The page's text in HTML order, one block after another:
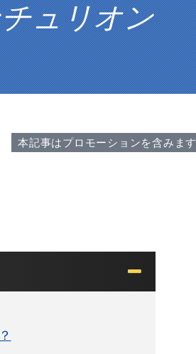
ュリオン
本記事はプロモーションを含みます